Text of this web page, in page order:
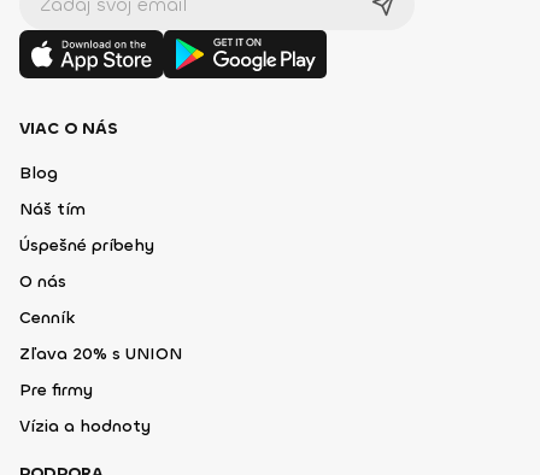
VIAC O NÁS
Blog
Náš tím
Úspešné príbehy
O nás
Cenník
Zľava 20% s UNION
Pre firmy
Vízia a hodnoty